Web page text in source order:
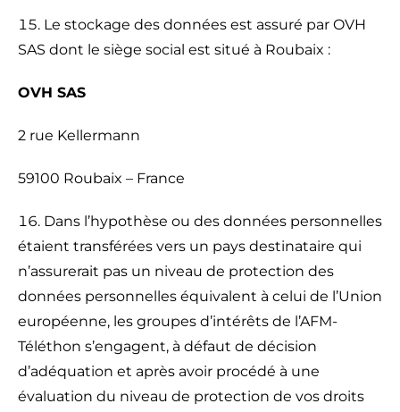
Le stockage des données est assuré par OVH
SAS dont le siège social est situé à Roubaix :
OVH SAS
2 rue Kellermann
59100 Roubaix – France
Dans l’hypothèse ou des données personnelles
étaient transférées vers un pays destinataire qui
n’assurerait pas un niveau de protection des
données personnelles équivalent à celui de l’Union
européenne, les groupes d’intérêts de l’AFM-
Téléthon s’engagent, à défaut de décision
d’adéquation et après avoir procédé à une
évaluation du niveau de protection de vos droits